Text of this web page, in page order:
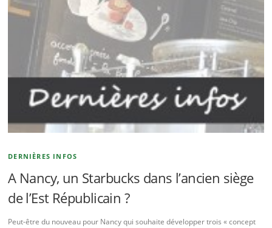
DERNIÈRES INFOS
A Nancy, un Starbucks dans l’ancien siège
de l’Est Républicain ?
Peut-être du nouveau pour Nancy qui souhaite développer trois « concept